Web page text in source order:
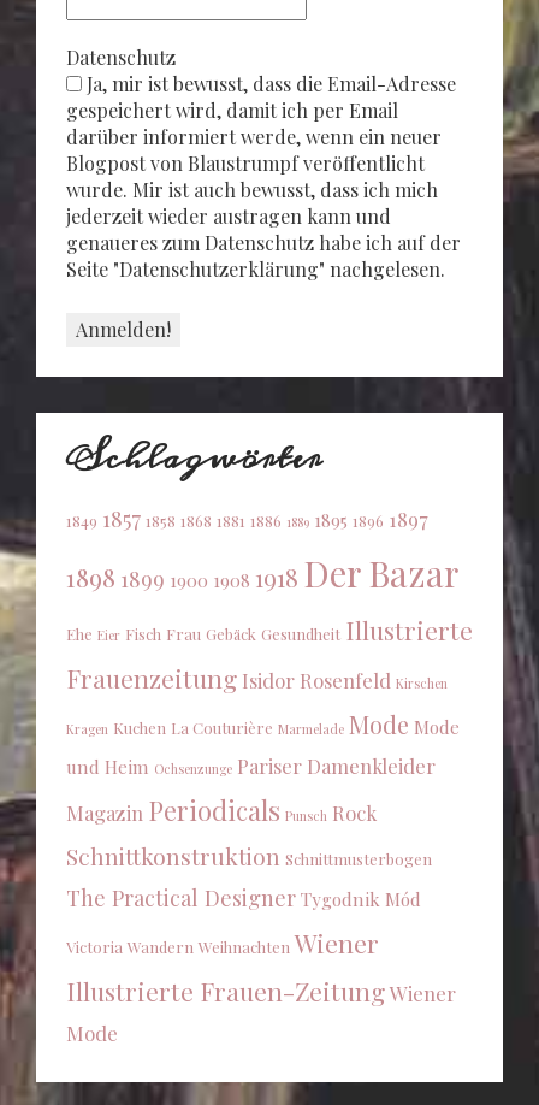
Datenschutz
Ja, mir ist bewusst, dass die Email-Adresse
gespeichert wird, damit ich per Email
darüber informiert werde, wenn ein neuer
Blogpost von Blaustrumpf veröffentlicht
wurde. Mir ist auch bewusst, dass ich mich
jederzeit wieder austragen kann und
genaueres zum Datenschutz habe ich auf der
Seite "Datenschutzerklärung" nachgelesen.
Schlagwörter
1849 1857 1858 1868 1881 1886 1889 1895 1896 1897
1898 1899 1900 1908 1918 Der Bazar
Ehe Eier Fisch Frau Gebäck Gesundheit Illustrierte
Frauenzeitung Isidor Rosenfeld Kirschen
Kragen Kuchen La Couturière Marmelade Mode Mode
und Heim Ochsenzunge Pariser Damenkleider
Magazin Periodicals Punsch Rock
Schnittkonstruktion Schnittmusterbogen
The Practical Designer Tygodnik Mód
Victoria Wandern Weihnachten Wiener
Illustrierte Frauen-ZeitungWiener
Mode